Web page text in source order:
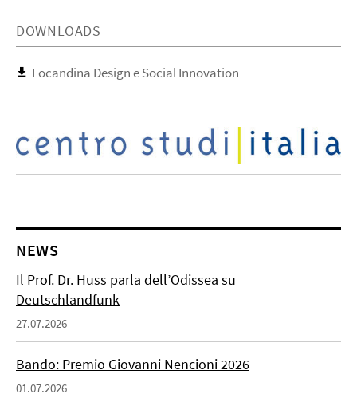
DOWNLOADS
Locandina Design e Social Innovation
NEWS
Il Prof. Dr. Huss parla dell’Odissea su
Deutschlandfunk
27.07.2026
Bando: Premio Giovanni Nencioni 2026
01.07.2026